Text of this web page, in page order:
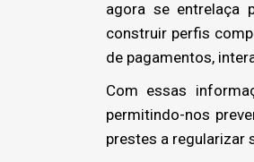
agora se entrelaça
construir perfis
de pagamentos,
Com essas
permitindo-nos
prestes a regularizar